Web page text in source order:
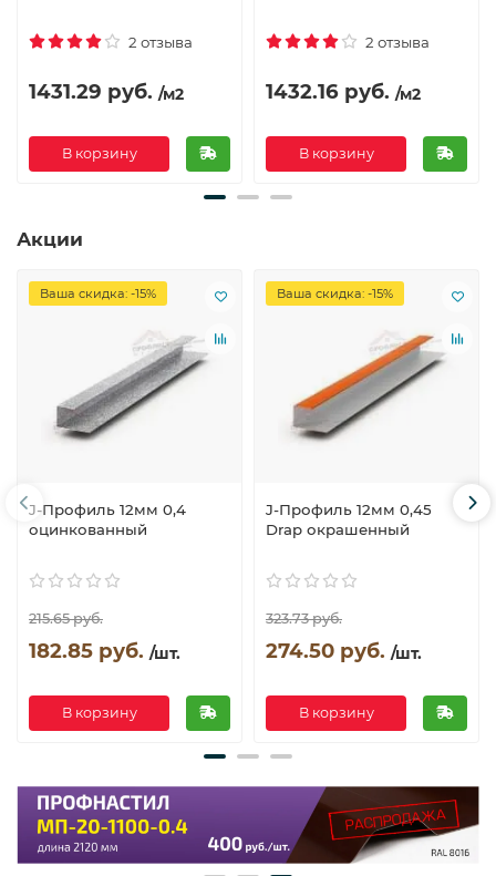
2 отзыва
1431.29 руб. /м2
В корзину
2 отзыва
1432.16 руб. /м2
В корзину
Акции
Ваша скидка: -15%
J-Профиль 12мм 0,4
оцинкованный
215.65 руб.
182.85 руб. /шт.
В корзину
Ваша скидка: -15%
J-Профиль 12мм 0,45
Drap окрашенный
323.73 руб.
274.50 руб. /шт.
В корзину